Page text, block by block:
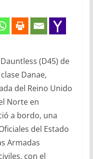
(D45) de
Danae,
del Reino Unido
Norte en
a bordo, una
del Estado
Armadas
con el